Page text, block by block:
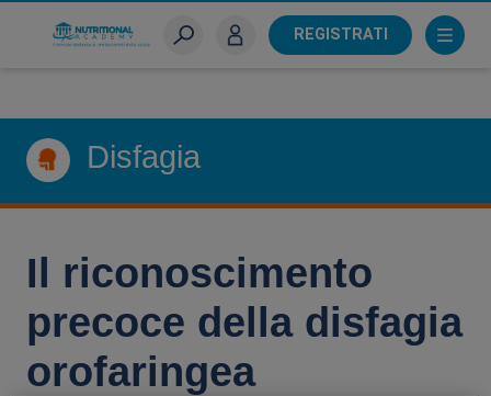
REGISTRATI
Disfagia
Il riconoscimento
precoce della disfagia
orofaringea